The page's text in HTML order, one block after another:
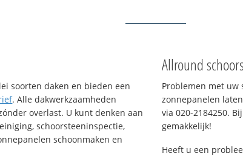
soorten daken en bieden een
. Alle dakwerkzaamheden
overlast. U kunt denken aan
schoorsteeninspectie,
schoonmaken en
Allround
Problemen met uw
zonnepanelen
via 020-2184250.
gemakkelijk!
Heeft u een